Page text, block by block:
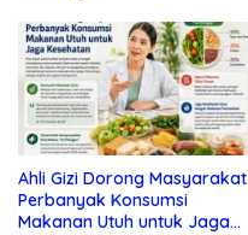
Ahli Gizi Dorong Masyarakat
Perbanyak Konsumsi
Makanan Utuh untuk Jaga